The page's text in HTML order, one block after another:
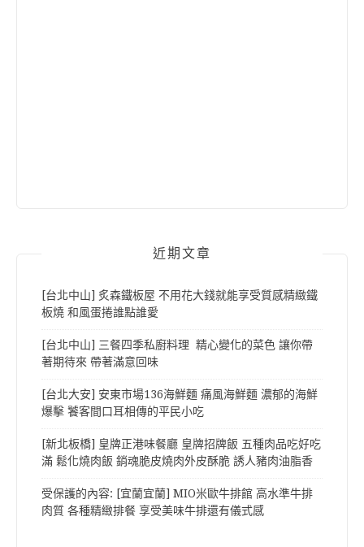
近期文章
[台北中山] 炙森鐵板屋 不用花大錢就能享受質感精緻鐵
板燒 和風蛋捲誰點誰愛
[台北中山] 三餐四季私廚料理 精心變化的菜色 讓你帶
著期待來 帶著滿意回味
[台北大安] 安東市場136海鮮麵 痛風海鮮麵 濃郁的海鮮
爆擊 饕客間口耳相傳的平民小吃
[新北板橋] 皇牌正港味餐廳 皇牌招牌飯 五種肉品吃好吃
滿 鬆化燒肉飯 銷魂脆皮燒肉外皮酥脆 誘人豬肉油脂香
受保護的內容: [宜蘭宜蘭] MIO米歐牛排館 高水準牛排
肉質 各種精緻排餐 享受美味牛排還有儀式感